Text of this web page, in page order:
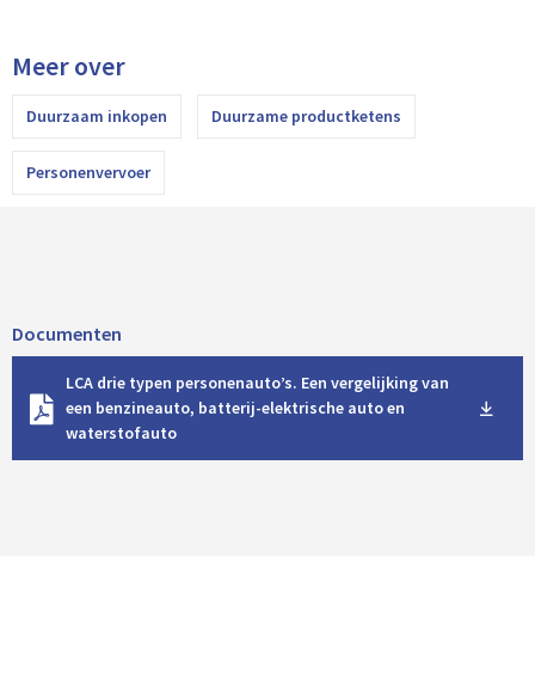
Meer over
Duurzaam inkopen Duurzame productketens
Personenvervoer
Documenten
LCA drie typen personenauto’s. Een vergelijking van
een benzineauto, batterij-elektrische auto en
waterstofauto
l